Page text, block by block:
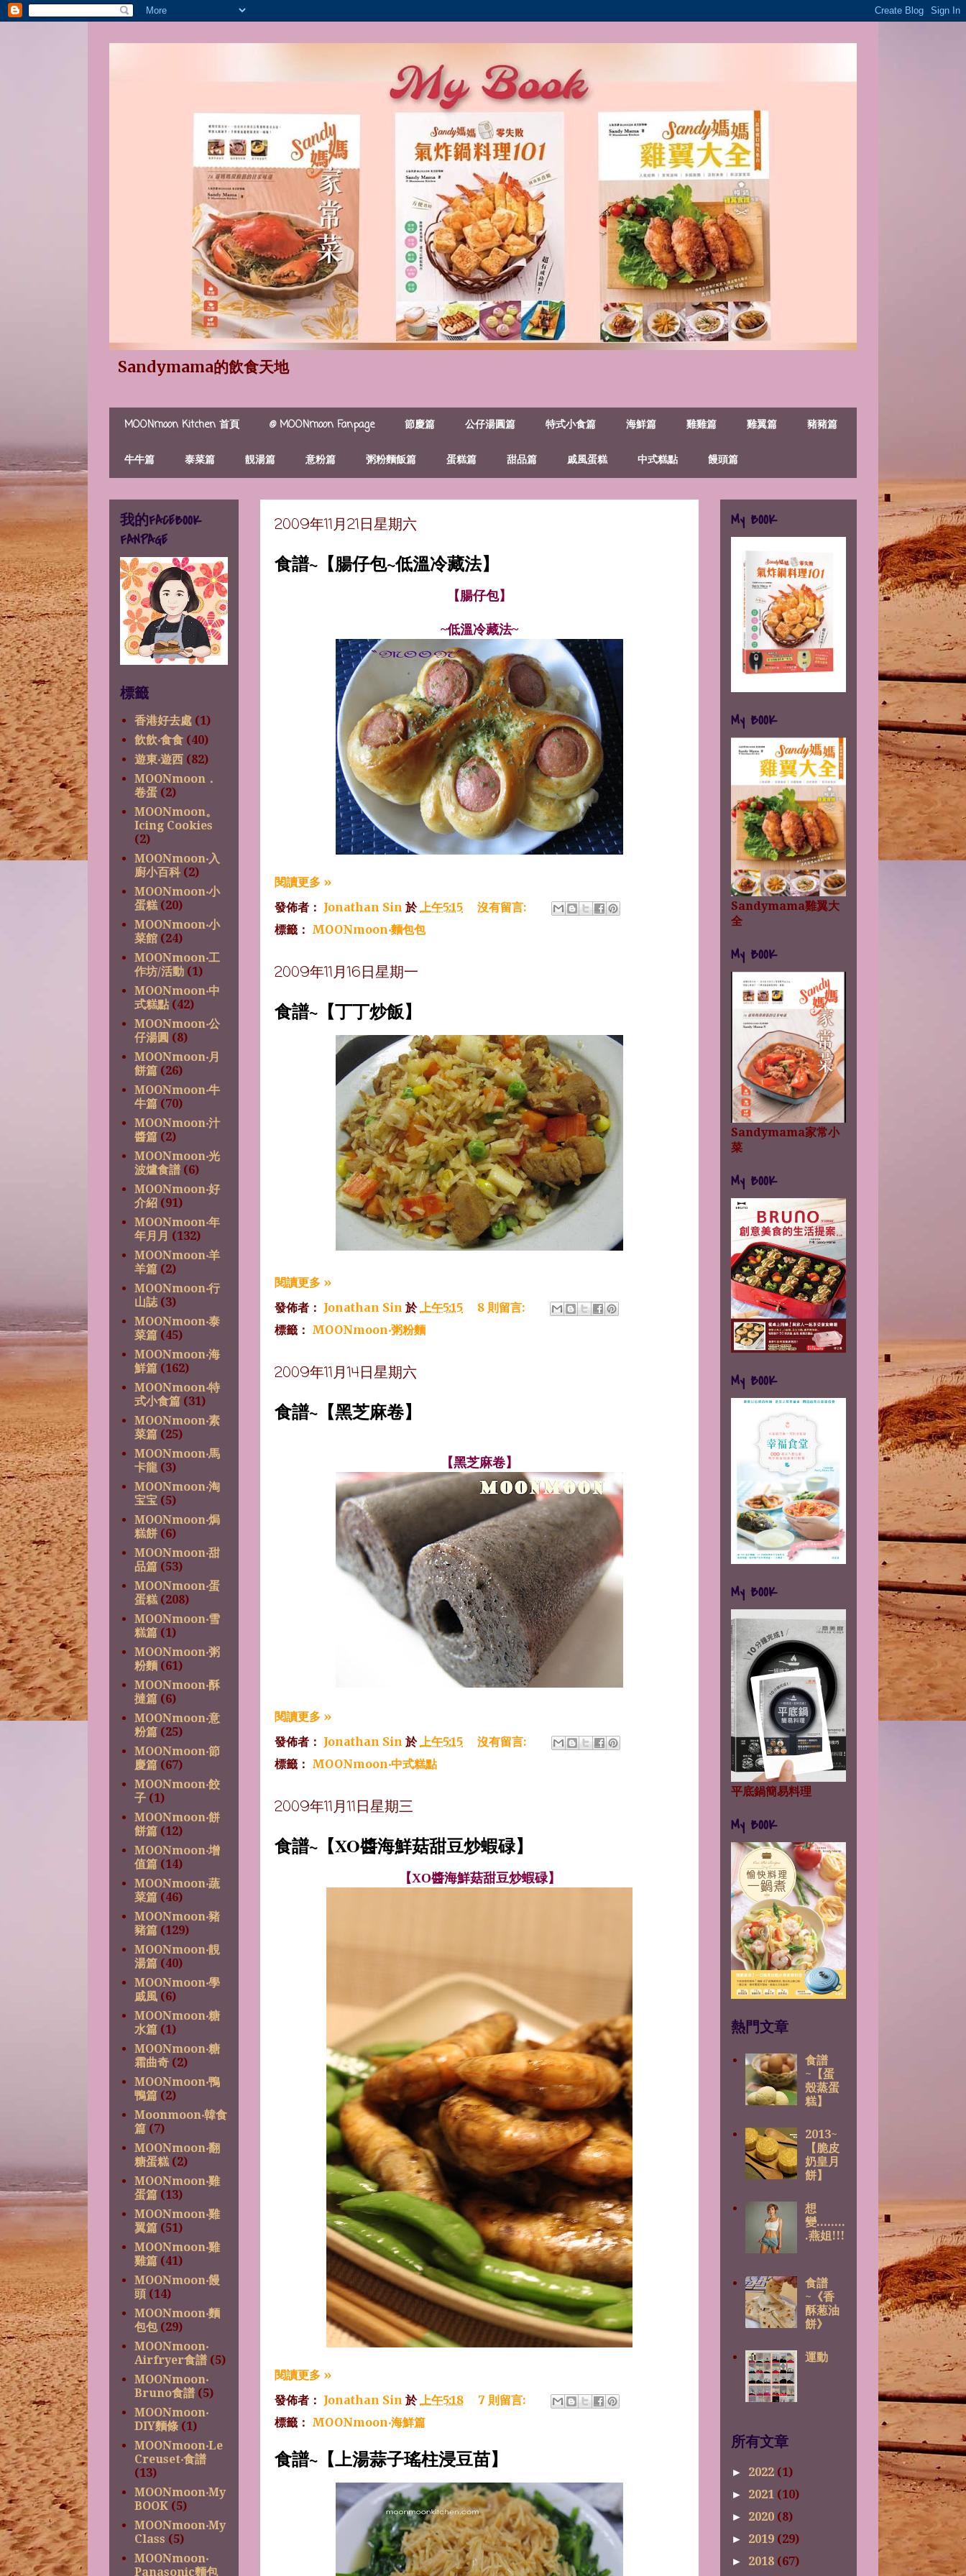
Sandymama的飲食天地
MOONmoon Kitchen 首頁 @ MOONmoon Fanpage 節慶篇 公仔湯圓篇 特式小食篇 海鮮篇 雞雞篇 雞翼篇 豬豬篇
牛牛篇 泰菜篇 靚湯篇 意粉篇 粥粉麵飯篇 蛋糕篇 甜品篇 戚風蛋糕 中式糕點 饅頭篇
2009年11月21日星期六
食譜~【腸仔包~低溫冷藏法】
【腸仔包】
~低溫冷藏法~
閱讀更多 »
發佈者： Jonathan Sin 於上午5:15
沒有留言:
標籤： MOONmoon‧麵包包
2009年11月16日星期一
食譜~【丁丁炒飯】
閱讀更多 »
發佈者： Jonathan Sin 於上午5:15
8 則留言:
標籤： MOONmoon‧粥粉麵
2009年11月14日星期六
食譜~【黑芝麻卷】
【黑芝麻卷】
閱讀更多 »
發佈者： Jonathan Sin 於上午5:15
沒有留言:
標籤： MOONmoon‧中式糕點
2009年11月11日星期三
食譜~【XO醬海鮮菇甜豆炒蝦碌】
【XO醬海鮮菇甜豆炒蝦碌】
閱讀更多 »
發佈者： Jonathan Sin 於上午5:18
7 則留言:
標籤： MOONmoon‧海鮮篇
食譜~【上湯蒜子瑤柱浸豆苗】
我的FACEBOOK
FANPAGE
標籤
香港好去處 (1)
飲飲‧食食 (40)
遊東‧遊西 (82)
MOONmoon．
卷蛋 (2)
MOONmoon。
Icing Cookies
(2)
MOONmoon‧入
廚小百科 (2)
MOONmoon‧小
蛋糕 (20)
MOONmoon‧小
菜館 (24)
MOONmoon‧工
作坊/活動 (1)
MOONmoon‧中
式糕點 (42)
MOONmoon‧公
仔湯圓 (8)
MOONmoon‧月
餅篇 (26)
MOONmoon‧牛
牛篇 (70)
MOONmoon‧汁
醬篇 (2)
MOONmoon‧光
波爐食譜 (6)
MOONmoon‧好
介紹 (91)
MOONmoon‧年
年月月 (132)
MOONmoon‧羊
羊篇 (2)
MOONmoon‧行
山誌 (3)
MOONmoon‧泰
菜篇 (45)
MOONmoon‧海
鮮篇 (162)
MOONmoon‧特
式小食篇 (31)
MOONmoon‧素
菜篇 (25)
MOONmoon‧馬
卡龍 (3)
MOONmoon‧淘
宝宝 (5)
MOONmoon‧焗
糕餅 (6)
MOONmoon‧甜
品篇 (53)
MOONmoon‧蛋
蛋糕 (208)
MOONmoon‧雪
糕篇 (1)
MOONmoon‧粥
粉麵 (61)
MOONmoon‧酥
撻篇 (6)
MOONmoon‧意
粉篇 (25)
MOONmoon‧節
慶篇 (67)
MOONmoon‧餃
子 (1)
MOONmoon‧餅
餅篇 (12)
MOONmoon‧增
值篇 (14)
MOONmoon‧蔬
菜篇 (46)
MOONmoon‧豬
豬篇 (129)
MOONmoon‧靚
湯篇 (40)
MOONmoon‧學
戚風 (6)
MOONmoon‧糖
水篇 (1)
MOONmoon‧糖
霜曲奇 (2)
MOONmoon‧鴨
鴨篇 (2)
Moonmoon‧韓食
篇 (7)
MOONmoon‧翻
糖蛋糕 (2)
MOONmoon‧雞
蛋篇 (13)
MOONmoon‧雞
翼篇 (51)
MOONmoon‧雞
雞篇 (41)
MOONmoon‧饅
頭 (14)
MOONmoon‧麵
包包 (29)
MOONmoon‧
Airfryer食譜 (5)
MOONmoon‧
Bruno食譜 (5)
MOONmoon‧
DIY麵條 (1)
MOONmoon‧Le
Creuset‧食譜
(13)
MOONmoon‧My
BOOK (5)
MOONmoon‧My
Class (5)
MOONmoon‧
Panasonic麵包
My BOOK
My BOOK
Sandymama雞翼大
全
My BOOK
Sandymama家常小
菜
My BOOK
My BOOK
My BOOK
平底鍋簡易料理
My BOOK
熱門文章
食譜
~【蛋
殼蒸蛋
糕】
2013~
【脆皮
奶皇月
餅】
想
變........
.燕姐!!!
食譜
~《香
酥葱油
餅》
運動
所有文章
► 2022 (1)
► 2021 (10)
► 2020 (8)
► 2019 (29)
► 2018 (67)